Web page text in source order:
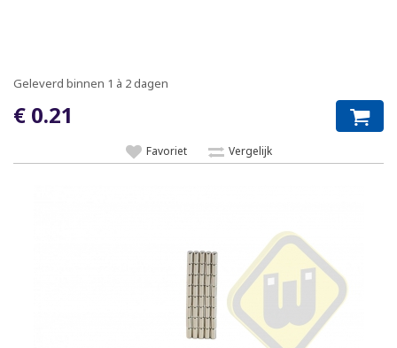
Geleverd binnen 1 à 2 dagen
€ 0.21
Favoriet Vergelijk